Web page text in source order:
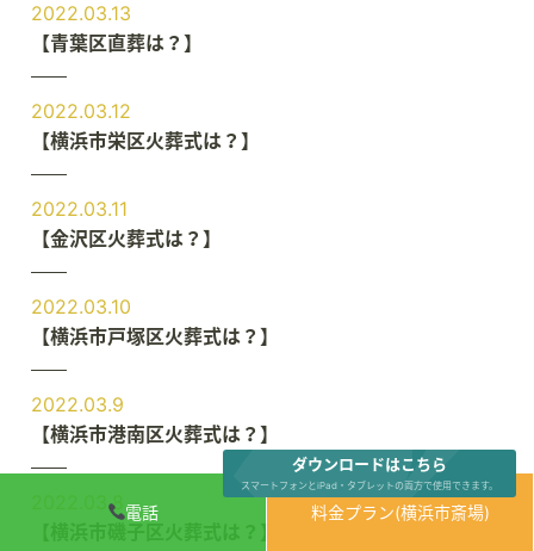
電話 料金プラン(横浜市斎場)
ダウンロードはこちら
スマートフォンとiPad・タブレットの両方で使用できます。
2022.03.13
【青葉区直葬は？】
2022.03.12
【横浜市栄区火葬式は？】
2022.03.11
【金沢区火葬式は？】
2022.03.10
【横浜市戸塚区火葬式は？】
2022.03.9
【横浜市港南区火葬式は？】
2022.03.8